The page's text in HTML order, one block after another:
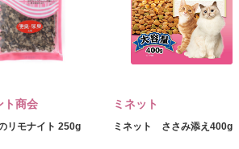
ト商会
リモナイト 250g
ミネット
ミネット ささみ添え400g